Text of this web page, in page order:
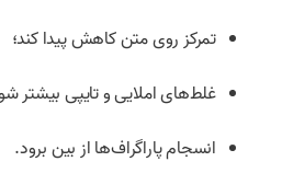
تمرکز روی متن کاهش پیدا کند؛
غلط‌های املایی و تایپی بیشتر
انسجام پاراگراف‌ها از بین برود.